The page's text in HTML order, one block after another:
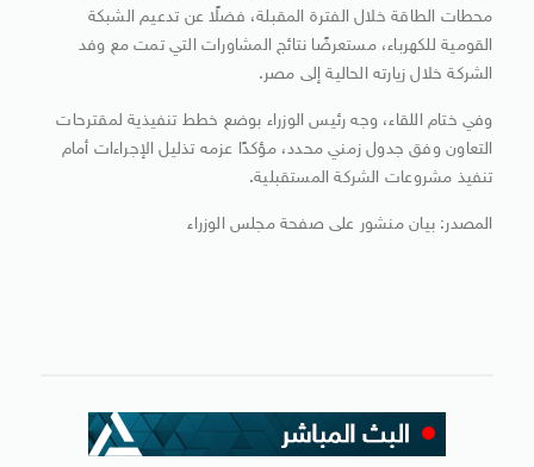
محطات الطاقة خلال الفترة المقبلة، فضلًا عن تدعيم الشبكة
القومية للكهرباء، مستعرضًا نتائج المشاورات التي تمت مع وفد
الشركة خلال زيارته الحالية إلى مصر.
وفي ختام اللقاء، وجه رئيس الوزراء بوضع خطط تنفيذية لمقترحات
التعاون وفق جدول زمني محدد، مؤكدًا عزمه تذليل الإجراءات أمام
تنفيذ مشروعات الشركة المستقبلية.
المصدر: بيان منشور على صفحة مجلس الوزراء